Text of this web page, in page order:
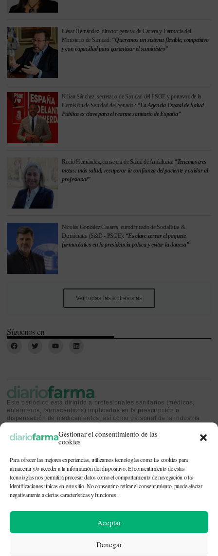
Gestionar el consentimiento de las
cookies
Para ofrecer las mejores experiencias, utilizamos tecnologías como las cookies para
almacenar y/o acceder a la información del dispositivo. El consentimiento de estas
tecnologías nos permitirá procesar datos como el comportamiento de navegación o las
identificaciones únicas en este sitio. No consentir o retirar el consentimiento, puede afectar
negativamente a ciertas características y funciones.
Aceptar
Denegar
César Hernández, director general de Cartera y Farmacia del
Ministerio de Sanidad: “Queremos un sistema flexible, competitivo
y con capacidad para garantizar el suministro”
Kilian Sánchez, secretario de Sanidad del PSOE y portavoz de la
Comisión de Sanidad del Senado.: “La Agencia Estatal de Salud
Pública es clave para el rearme sanitario de España”
Rocío Hernández, consejera de Salud de Andalucía: “Tenemos tres
metas: más salud; recuperar la confianza del paciente y cuidar al
profesional”
Nicolás González Casares, eurodiputado de Socialistas &
Demócratas (S&D - PSOE): “Es clave cerrar el paquete
farmacéutico en la presidencia polaca y evitar la danesa”
Ver todas las entrevistas
Síguenos en
Este periódico está dirigido a profesionales sanitarios (médicos,
enfermeros, farmacéuticos) implicados en la prescripción o
dispensación de medicamentos, así como personal de la industria
sanitaria.
CONTACTO Y QUIÉNES SOMOS|POLÍTICA DE COOKIES|POLÍTICA DE
© 2026. Todos los derechos reservados. |
| Recursos
fotográficos: depositphotos